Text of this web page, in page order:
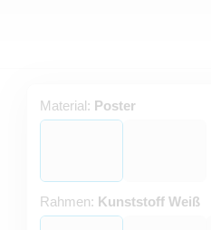
Material: Poster
Rahmen: Kunststoff Weiß